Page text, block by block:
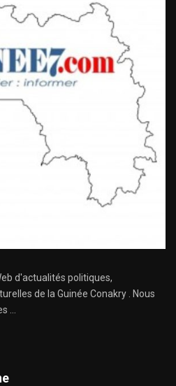
d'actualités politiques,
de la Guinée Conakry . Nous
...